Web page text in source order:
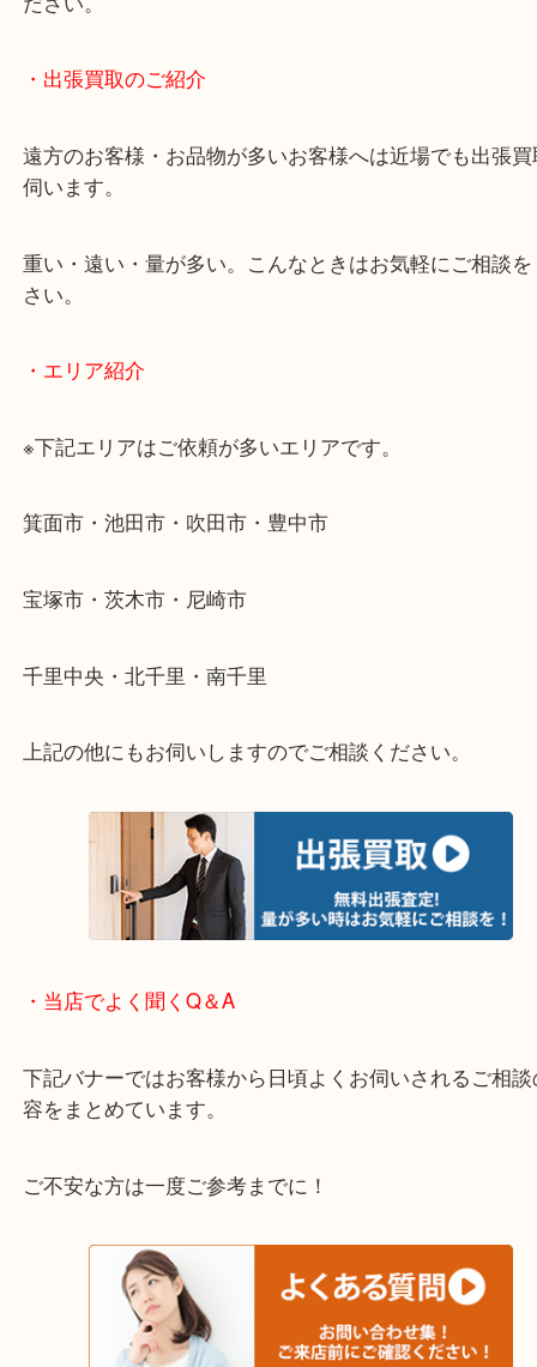
終活・遺品整理・生前整理・断捨離・引っ越し
物を整理するケースは年々増加傾向です。
当店ではそういったお困りの方からのご依頼も大歓
使わないものを売りたいけど値段がつくかわから
そんなときはお気軽に下記フォームより出張買取
ださい。
伺います。
さい。
・エリア紹介
※下記エリアはご依頼が多いエリアです。